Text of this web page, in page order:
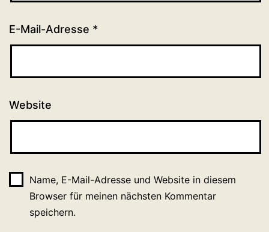
E-Mail-Adresse *
Website
Name, E-Mail-Adresse und Website in diesem
Browser für meinen nächsten Kommentar
speichern.